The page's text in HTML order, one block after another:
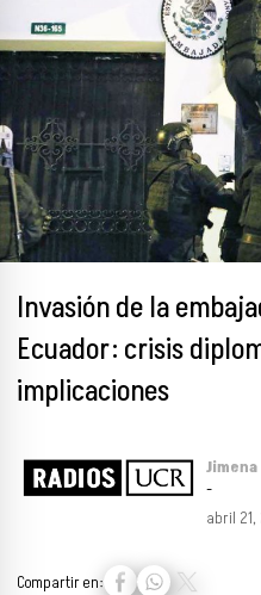
Invasión de la
Ecuador: crisis
implicaciones
Jimena
-
abril
Compartir en: